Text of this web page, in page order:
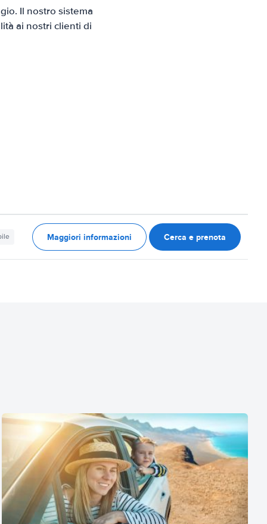
Il nostro sistema
ai nostri clienti di
Maggiori informazioni Cerca e prenota